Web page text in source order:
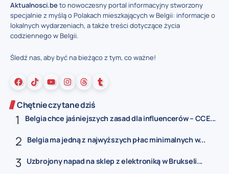
Aktualnosci.beto nowoczesny portal informacyjny stworzony
specjalnie z myślą o Polakach mieszkających w Belgii: informacje o
lokalnych wydarzeniach, a także treści dotyczące życia
codziennego w Belgii.
Śledź nas, aby być na bieżąco z tym, co ważne!
Chętnie czytane dziś
Belgia chce jaśniejszych zasad dla influencerów – CCE...
Belgia ma jedną z najwyższych płac minimalnych w...
Uzbrojony napad na sklep z elektroniką w Brukseli...